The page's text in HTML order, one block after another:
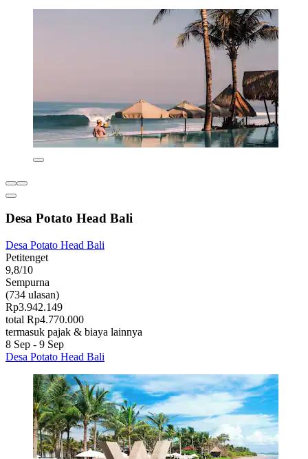
Desa Potato Head Bali
Desa Potato Head Bali
Petitenget
9,8/10
Sempurna
(734 ulasan)
Rp3.942.149
total Rp4.770.000
termasuk pajak & biaya lainnya
8 Sep - 9 Sep
Desa Potato Head Bali